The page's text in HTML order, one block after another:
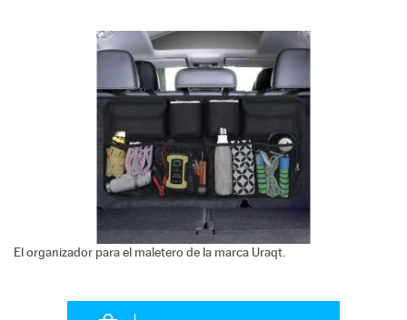
El organizador para el maletero de la marca Uraqt.